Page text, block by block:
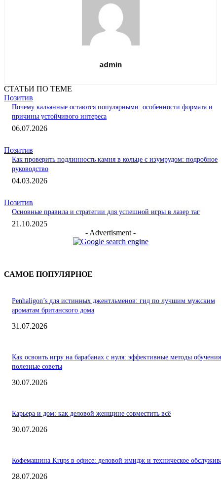
admin
СТАТЬИ ПО ТЕМЕ
Позитив
Почему кальянные остаются популярными: особенности формата и
причины устойчивого интереса
06.07.2026
Позитив
Как проверить подлинность камня в кольце с изумрудом: подробное
руководство
04.03.2026
Позитив
Основные правила и стратегии для успешной игры в лазер таг
21.10.2025
- Advertisment -
САМОЕ ПОПУЛЯРНОЕ
Penhaligon’s для истинных джентльменов: гид по лучшим мужским
ароматам британского дома
31.07.2026
Как освоить игру на барабанах с нуля: эффективные методы
полезные советы
30.07.2026
Карьера и дом: как деловой женщине совместить всё
30.07.2026
Кофемашина Krups в офисе: деловой имидж и техническое
28.07.2026